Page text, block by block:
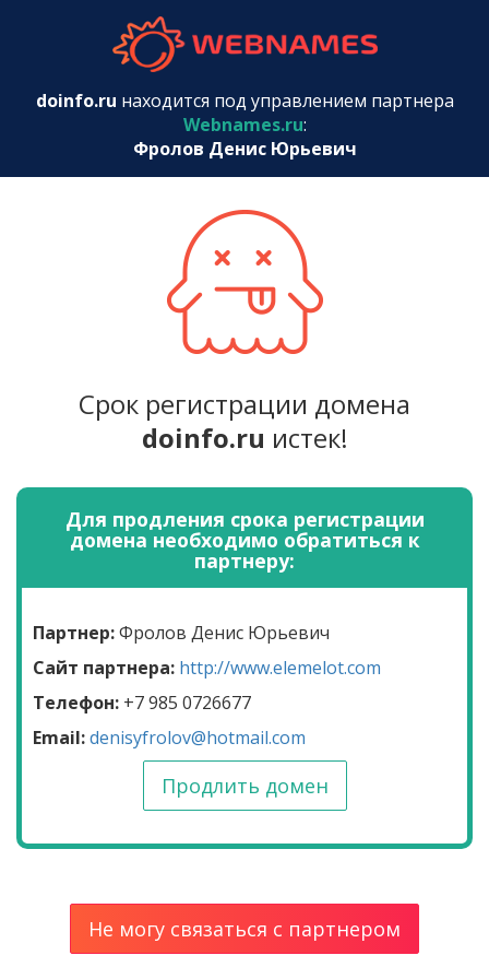
doinfo.ru находится под управлением партнера
Webnames.ru:
Фролов Денис Юрьевич
Срок регистрации домена
doinfo.ru истек!
Для продления срока регистрации
домена необходимо обратиться к
партнеру:
Партнер:Фролов Денис Юрьевич
Сайт партнера: http://www.elemelot.com
Телефон: +7 985 0726677
Email:denisyfrolov@hotmail.com
Продлить домен
Не могу связаться с партнером